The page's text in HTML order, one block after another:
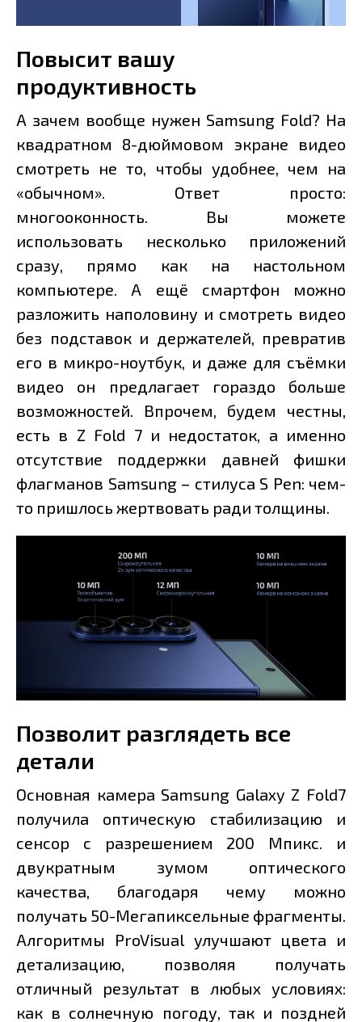
Повысит вашу
продуктивность
А зачем вообще нужен Samsung Fold? На
квадратном 8-дюймовом экране видео
смотреть не то, чтобы удобнее, чем на
«обычном». Ответ просто:
многооконность. Вы можете
использовать несколько приложений
сразу, прямо как на настольном
компьютере. А ещё смартфон можно
разложить наполовину и смотреть видео
без подставок и держателей, превратив
его в микро-ноутбук, и даже для съёмки
видео он предлагает гораздо больше
возможностей. Впрочем, будем честны,
есть в Z Fold 7 и недостаток, а именно
отсутствие поддержки давней фишки
флагманов Samsung – стилуса S Pen: чем-
то пришлось жертвовать ради толщины.
Позволит разглядеть все
детали
Основная камера Samsung Galaxy Z Fold7
получила оптическую стабилизацию и
сенсор с разрешением 200 Мпикс. и
двукратным зумом оптического
качества, благодаря чему можно
получать 50-Мегапиксельные фрагменты.
Алгоритмы ProVisual улучшают цвета и
детализацию, позволяя получать
отличный результат в любых условиях:
как в солнечную погоду, так и поздней